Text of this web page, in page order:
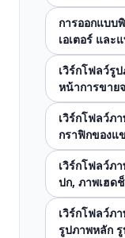
การออกแบบ
เอเตอร์ และ
เวิร์กโฟลว์รู
หน้าการขาย
เวิร์กโฟลว์ภ
กราฟิกของแ
เวิร์กโฟลว์ภ
ปก, ภาพเฮด
เวิร์กโฟลว์ภ
รูปภาพหลัก